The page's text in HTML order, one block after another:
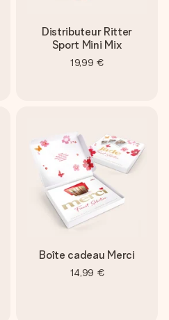
Distributeur Ritter
Sport Mini Mix
19,99 €
Boîte cadeau Merci
14,99 €